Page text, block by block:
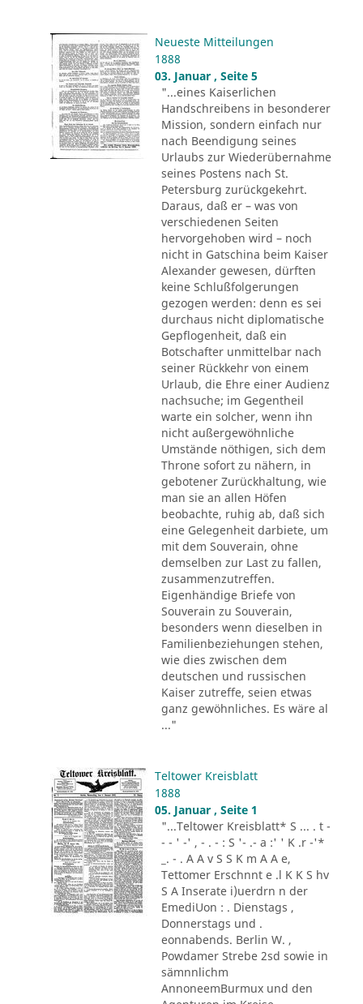
Neueste Mitteilungen
1888
03. Januar , Seite 5
"...eines Kaiserlichen
Handschreibens in besonderer
Mission, sondern einfach nur
nach Beendigung seines
Urlaubs zur Wiederübernahme
seines Postens nach St.
Petersburg zurückgekehrt.
Daraus, daß er – was von
verschiedenen Seiten
hervorgehoben wird – noch
nicht in Gatschina beim Kaiser
Alexander gewesen, dürften
keine Schlußfolgerungen
gezogen werden: denn es sei
durchaus nicht diplomatische
Gepflogenheit, daß ein
Botschafter unmittelbar nach
seiner Rückkehr von einem
Urlaub, die Ehre einer Audienz
nachsuche; im Gegentheil
warte ein solcher, wenn ihn
nicht außergewöhnliche
Umstände nöthigen, sich dem
Throne sofort zu nähern, in
gebotener Zurückhaltung, wie
man sie an allen Höfen
beobachte, ruhig ab, daß sich
eine Gelegenheit darbiete, um
mit dem Souverain, ohne
demselben zur Last zu fallen,
zusammenzutreffen.
Eigenhändige Briefe von
Souverain zu Souverain,
besonders wenn dieselben in
Familienbeziehungen stehen,
wie dies zwischen dem
deutschen und russischen
Kaiser zutreffe, seien etwas
ganz gewöhnliches. Es wäre al
..."
Teltower Kreisblatt
1888
05. Januar , Seite 1
"...Teltower Kreisblatt* S ... . t -
- - ' -' , - . - : S '- .- a :' ' K .r -'*
_. - . A A v S S K m A A e,
Tettomer Erschnnt e .l K K S hv
S A Inserate i)uerdrn n der
EmediUon : . Dienstags ,
Donnerstags und .
eonnabends. Berlin W. ,
Powdamer Strebe 2sd sowie in
sämnnlichm
AnnoneemBurmux und den